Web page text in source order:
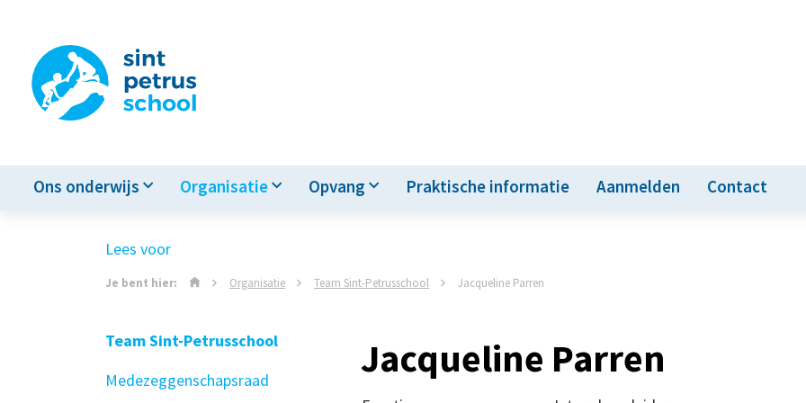
Ons onderwijs Organisatie Opvang Praktische informatie Aanmelden Contact
Lees voor
Je bent hier: Organisatie Team Sint-Petrusschool Jacqueline Parren
Team Sint-Petrusschool
Medezeggenschapsraad
Jacqueline Parren